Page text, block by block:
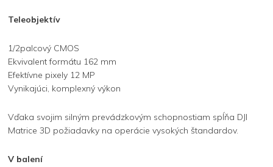
Teleobjektív
1/2palcový CMOS
Ekvivalent formátu 162 mm
Efektívne pixely 12 MP
Vynikajúci, komplexný výkon
Vďaka svojim silným prevádzkovým schopnostiam spĺňa DJI
Matrice 3D požiadavky na operácie vysokých štandardov.
V balení